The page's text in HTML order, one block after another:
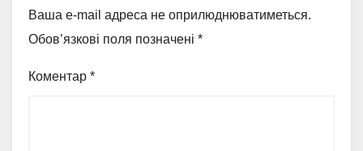
Ваша e-mail адреса не оприлюднюватиметься.
Обов’язкові поля позначені *
Коментар *